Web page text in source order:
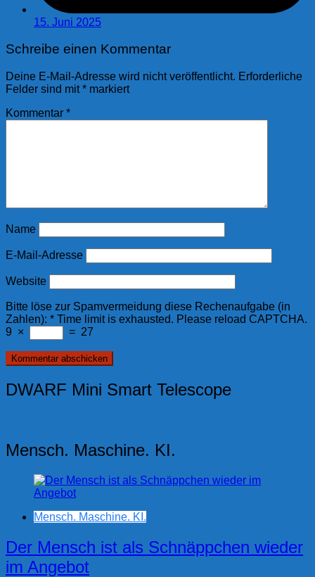
15. Juni 2025
Schreibe einen Kommentar
Deine E-Mail-Adresse wird nicht veröffentlicht. Erforderliche
Felder sind mit* markiert
Kommentar *
Name
E-Mail-Adresse
Website
Bitte löse zur Spamvermeidung diese Rechenaufgabe (in
Zahlen): * Time limit is exhausted. Please reload CAPTCHA.
9 × = 27
DWARF Mini Smart Telescope
Mensch. Maschine. KI.
Mensch. Maschine. KI.
Der Mensch ist als Schnäppchen wieder
im Angebot